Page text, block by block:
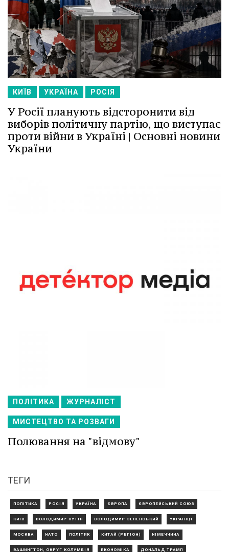
КИЇВ УКРАЇНА РОСІЯ
У Росії планують відсторонити від
виборів політичну партію, що виступає
проти війни в Україні | Основні новини
України
ПОЛІТИКА ЖУРНАЛІСТ
МИСТЕЦТВО ТА РОЗВАГИ
Полювання на "відмову"
ТЕГИ
ПОЛІТИКА РОСІЯ УКРАЇНА ЄВРОПА ЄВРОПЕЙСЬКИЙ СОЮЗ
КИЇВ ВОЛОДИМИР ПУТІН ВОЛОДИМИР ЗЕЛЕНСЬКИЙ УКРАЇНЦІ
МОСКВА НАТО ПОЛІТИК КИТАЙ (РЕГІОН) НІМЕЧЧИНА
ВАШИНГТОН, ОКРУГ КОЛУМБІЯ ЕКОНОМІКА ДОНАЛЬД ТРАМП